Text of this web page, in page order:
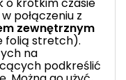
połączeniu z
zewnętrznym
folią stretch).
na
podkreślić